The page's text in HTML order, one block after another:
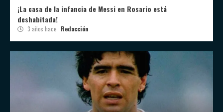
¡La casa de la infancia de Messi en Rosario está
deshabitada!
3 años hace Redacción